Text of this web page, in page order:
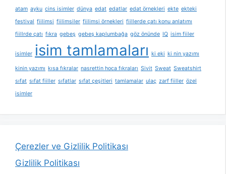
atam ayku cins isimler dünya edat edatlar edat örnekleri ekte ekteki
festival fiilimsi fiilimsiler fiilimsi örnekleri fiillerde çatı konu anlatımı
fiillrde çatı fıkra gebeş gebeş kaplumbağa göz önünde IQ isim fiiler
isimler isim tamlamaları ki eki ki nin yazımı
kinin yazımı kısa fıkralar nasrettin hoca fıkraları Sivit Sweat Sweatshirt
sıfat sıfat fiiller sıfatlar sıfat çeşitleri tamlamalar ulaç zarf fiiller özel
isimler
Çerezler ve Gizlilik Politikası
Gizlilik Politikası